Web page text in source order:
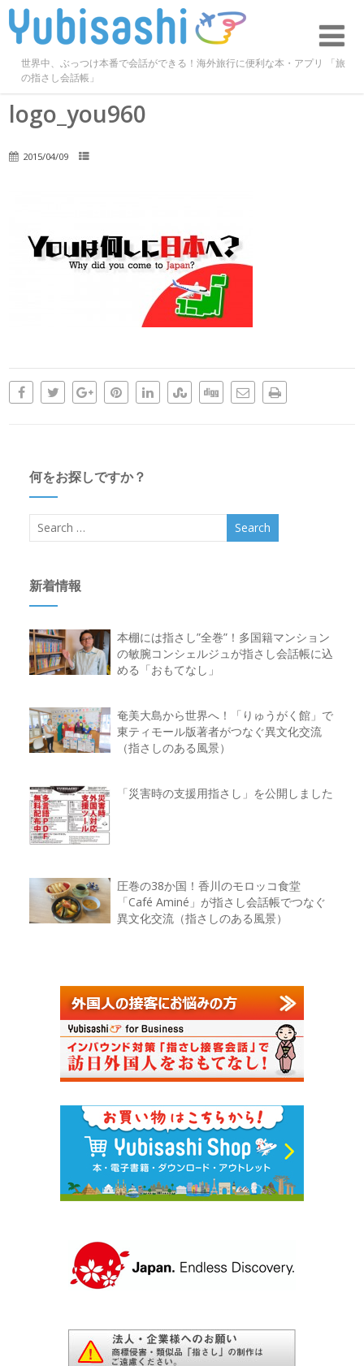
世界中、ぶっつけ本番で会話ができる！海外旅行に便利な本・アプリ 「旅
の指さし会話帳」
logo_you960
2015/04/09
何をお探しですか？
新着情報
本棚には指さし”全巻”！多国籍マンション
の敏腕コンシェルジュが指さし会話帳に込
める「おもてなし」
奄美大島から世界へ！「りゅうがく館」で
東ティモール版著者がつなぐ異文化交流
（指さしのある風景）
「災害時の支援用指さし」を公開しました
圧巻の38か国！香川のモロッコ食堂
「Café Aminé」が指さし会話帳でつなぐ
異文化交流（指さしのある風景）